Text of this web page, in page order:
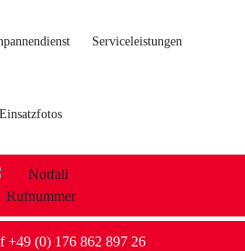
Serviceleistungen
Einsatzfotos
+49 (0) 176 862 897 26